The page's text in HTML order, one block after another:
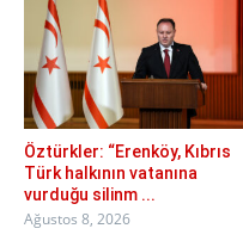
Öztürkler: “Erenköy, Kıbrıs
Türk halkının vatanına
vurduğu silinm ...
Ağustos 8, 2026